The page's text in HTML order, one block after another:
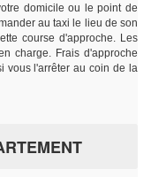
domicile ou le point de
au taxi le lieu de son
course d'approche. Les
charge. Frais d'approche
vous l'arrêter au coin de la